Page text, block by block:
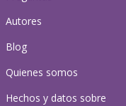
Autores
Blog
Quienes somos
Hechos y datos sobre